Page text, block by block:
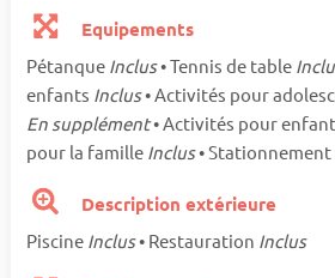
Equipements
Pétanque Inclus• Tennis de table
enfants Inclus• Activités pour
En supplément• Activités pour
pour la famille Inclus• Stationnement
Description extérieure
Piscine Inclus• Restauration Inclus